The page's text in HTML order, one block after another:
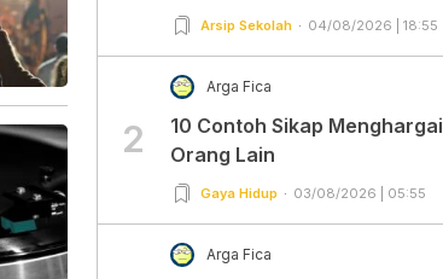
Arsip Sekolah 04/08/2026 | 18:55
2
Arga Fica
10 Contoh Sikap Menghargai
Orang Lain
Gaya Hidup 03/08/2026 | 05:55
Arga Fica